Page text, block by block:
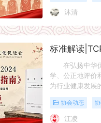
沐清
在弘扬中华优
学、公正地评价
为行业健康发展
协会动态
江凌